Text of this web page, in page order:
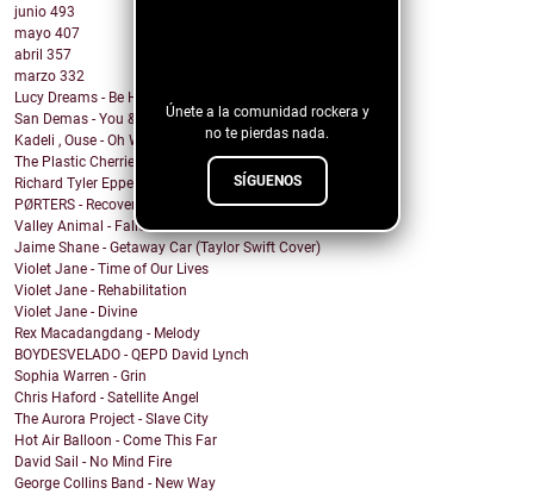
Únete a la comunidad rockera y
no te pierdas nada.
SÍGUENOS
junio 493
mayo 407
abril 357
marzo 332
Lucy Dreams - Be Here Now
San Demas - You & I
Kadeli , Ouse - Oh Well
The Plastic Cherries - Twister
Richard Tyler Epperson - Like Everything Else
PØRTERS - Recover
Valley Animal - Fallout
Jaime Shane - Getaway Car (Taylor Swift Cover)
Violet Jane - Time of Our Lives
Violet Jane - Rehabilitation
Violet Jane - Divine
Rex Macadangdang - Melody
BOYDESVELADO - QEPD David Lynch
Sophia Warren - Grin
Chris Haford - Satellite Angel
The Aurora Project - Slave City
Hot Air Balloon - Come This Far
David Sail - No Mind Fire
George Collins Band - New Way